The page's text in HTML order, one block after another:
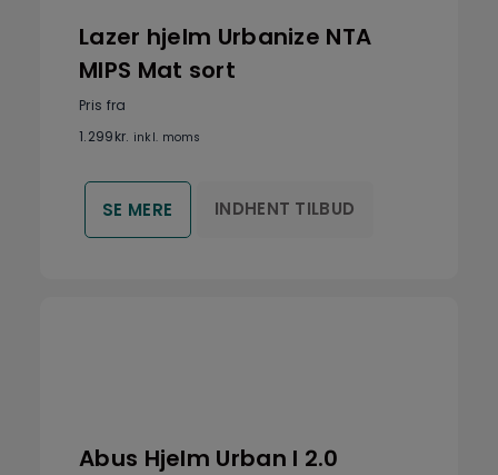
Lazer hjelm Urbanize NTA
MIPS Mat sort
Pris fra
1.299kr. inkl. moms
SE MERE INDHENT TILBUD
Abus Hjelm Urban I 2.0